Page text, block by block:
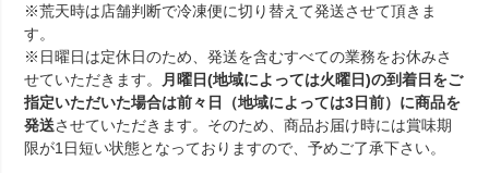
※荒天時は店舗判断で冷凍便に切り替えて発送させて頂きま
す。
※日曜日は定休日のため、発送を含むすべての業務をお休みさ
せていただきます。
月曜日(地域によっては火曜日)の到着日をご
指定いただいた場合は前々日（地域によっては3日前）に商品を
発送させていただきます。そのため、商品お届け時には賞味期
限が1日短い状態となっておりますので、予めご了承下さい。